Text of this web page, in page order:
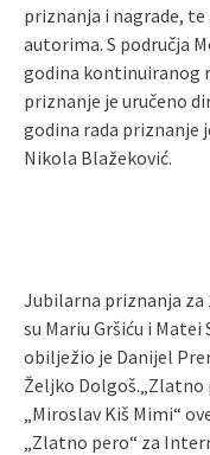
priznanja i nagrade,
autorima. S područja
godina kontinuiranog
priznanje je uručeno
godina rada priznanje
Nikola Blažeković.
Jubilarna priznanja za
su Mariu Gršiću i
obilježio je Danijel
Željko
„Miroslav Kiš Mimi“
„Zlatno pero“ za